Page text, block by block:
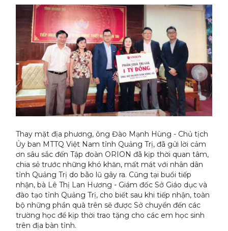
Thay mặt địa phương, ông Đào Mạnh Hùng - Chủ tịch
Ủy ban MTTQ Việt Nam tỉnh Quảng Trị, đã gửi lời cảm
ơn sâu sắc đến Tập đoàn ORION đã kịp thời quan tâm,
chia sẻ trước những khó khăn, mất mát với nhân dân
tỉnh Quảng Trị do bão lũ gây ra. Cũng tại buổi tiếp
nhận, bà Lê Thị Lan Hương - Giám đốc Sở Giáo dục và
đào tạo tỉnh Quảng Trị, cho biết sau khi tiếp nhận, toàn
bộ những phần quà trên sẽ được Sở chuyển đến các
trường học để kịp thời trao tặng cho các em học sinh
trên địa bàn tỉnh.